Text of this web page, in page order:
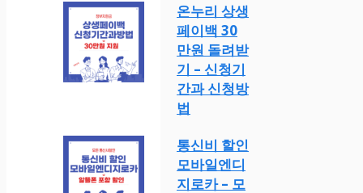
온누리 상생
페이백 30
만원 돌려받
기 – 신청기
간과 신청방
법
통신비 할인
모바일엔디
지로카 – 모